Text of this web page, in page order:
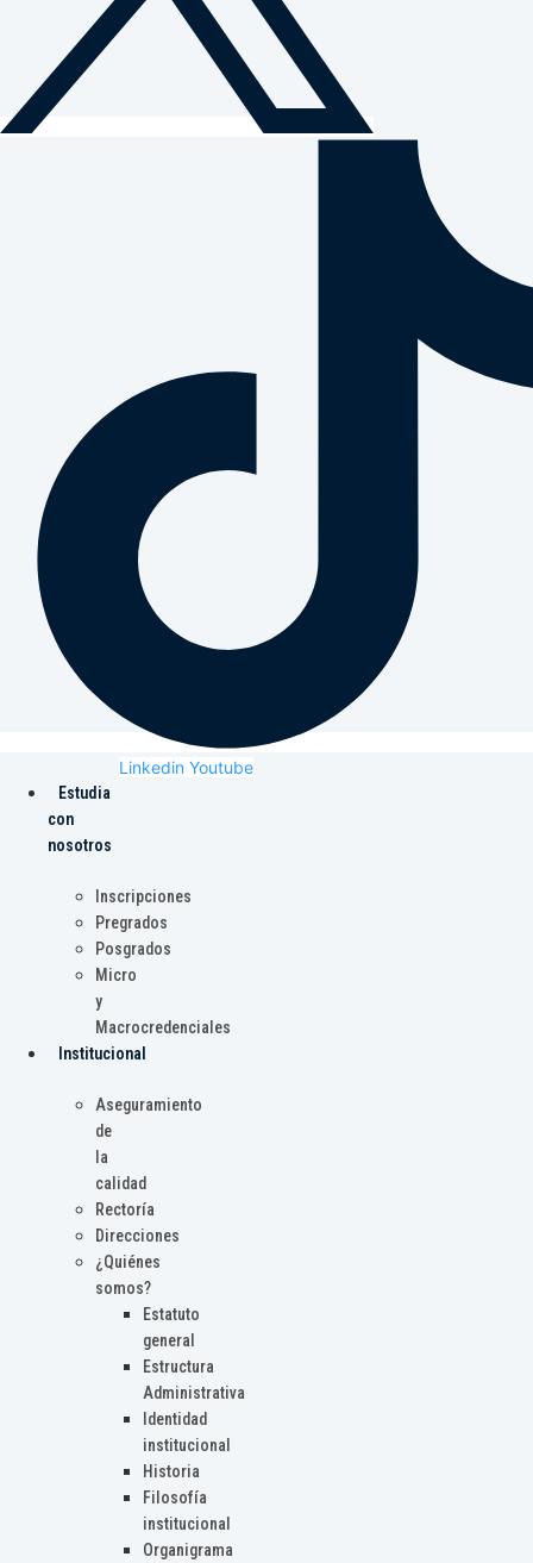
Linkedin Youtube
Estudia
con
nosotros
Inscripciones
Pregrados
Posgrados
Micro
y
Macrocredenciales
Institucional
Aseguramiento
de
la
calidad
Rectoría
Direcciones
¿Quiénes
somos?
Estatuto
general
Estructura
Administrativa
Identidad
institucional
Historia
Filosofía
institucional
Organigrama